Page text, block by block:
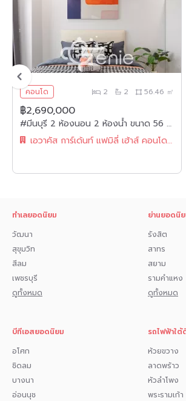
• เซ็นทรัลลาดพร้าว
• ยูเนี่ยน มอลล์
• เมเจอร์ ซีนีเพล็กซ์ รัชโยธิน
• บิ๊กซี เอ็กซ์ตร้า ลาดพร้าว 2
• สวนจตุจักร
• มหาวิทยาลัยราชภัฏจันทรเกษม
• มหาวิทยาลัยเซนต์จอห์น
• มหาวิทยาลัยเกษตรศาสตร์
• มหาวิทยาลัยศรีปทุม
• โรงพยาบาลเปาโล โชคชัย4
• โรงพยาบาลเปาโลเกษตร
สนใจปรึกษายื่นสินเชื่อ กด 1️⃣
สนใจนัดดูห้อง กด 2️⃣
หรือ 𝗟𝗶𝗻𝗲 : @genie-property.com
## สายด่วน📱 095-495-5463, 093-232-
คอนโด 2 2 56.46 ㎡
฿2,690,000
#มีนบุรี 2 ห้องนอน 2 ห้องน้ำ ขนาด 56 ตร.ม. ✨ || 🚝 ติดรถไฟฟ้า #MRT เศรษฐบุตรบําเพ็ญ || 5 นาที #แฟชั่นไอส์แลนด์ || ผ่อนเพียง 9,xxx บาท || รหัส3561
เอวาคัส การ์เด้นท์ แฟมิลี่ เฮ้าส์ คอนโดมิเนียม
ทำเลยอดนิยม
วัฒนา
สุขุมวิท
สีลม
เพชรบุรี
ดูทั้งหมด
ย่านยอดนิ
รังสิต
สาทร
สยาม
รามคำแหง
ดูทั้งหมด
บีทีเอสยอดนิยม
อโศก
ชิดลม
บางนา
อ่อนนุช
รถไฟฟ้าใ
ห้วยขวาง
ลาดพร้าว
หัวลำโพง
พระรามเก้า